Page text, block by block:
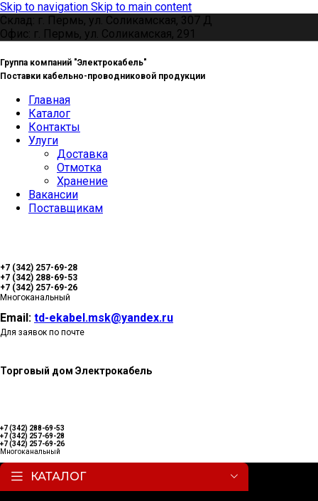
Skip to navigation Skip to main content
Склад: г. Пермь, ул. Соликамская, 307 Д
Офис: г. Пермь, ул. Соликамская, 291
Группа компаний "Электрокабель"
Поставки кабельно-проводниковой продукции
Главная
Каталог
Контакты
Улуги
Доставка
Отмотка
Хранение
Вакансии
Поставщикам
+7 (342) 257-69-28
+7 (342) 288-69-53
+7 (342) 257-69-26
Многоканальный
Email: td-ekabel.msk@yandex.ru
Для заявок по почте
Торговый дом Электрокабель
+7 (342) 288-69-53
+7 (342) 257-69-28
+7 (342) 257-69-26
Многоканальный
КАТАЛОГ